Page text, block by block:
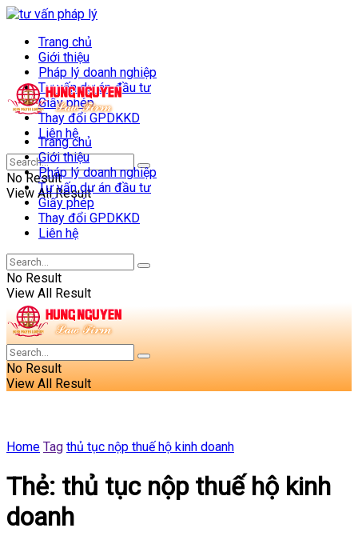
Trang chủ
Giới thiệu
Pháp lý doanh nghiệp
Tư vấn dự án đầu tư
Giấy phép
Thay đổi GPDKKD
Liên hệ
No Result
View All Result
Trang chủ
Giới thiệu
Pháp lý doanh nghiệp
Tư vấn dự án đầu tư
Giấy phép
Thay đổi GPDKKD
Liên hệ
No Result
View All Result
No Result
View All Result
Home Tag thủ tục nộp thuế hộ kinh doanh
Thẻ: thủ tục nộp thuế hộ kinh
doanh